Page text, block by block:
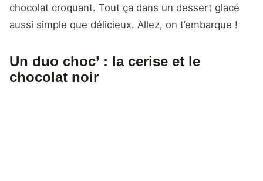
chocolat croquant. Tout ça dans un dessert glacé
aussi simple que délicieux. Allez, on t’embarque !
Un duo choc’ : la cerise et le
chocolat noir